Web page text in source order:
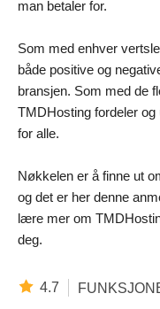
man betaler for.
Som med enhver
både positive og
bransjen. Som med de
TMDHosting fordeler
for alle.
Nøkkelen er å finne ut
og det er her denne
lære mer om
deg.
4.7